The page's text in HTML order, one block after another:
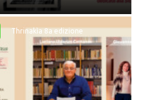
Thrinakìa 8a edizione